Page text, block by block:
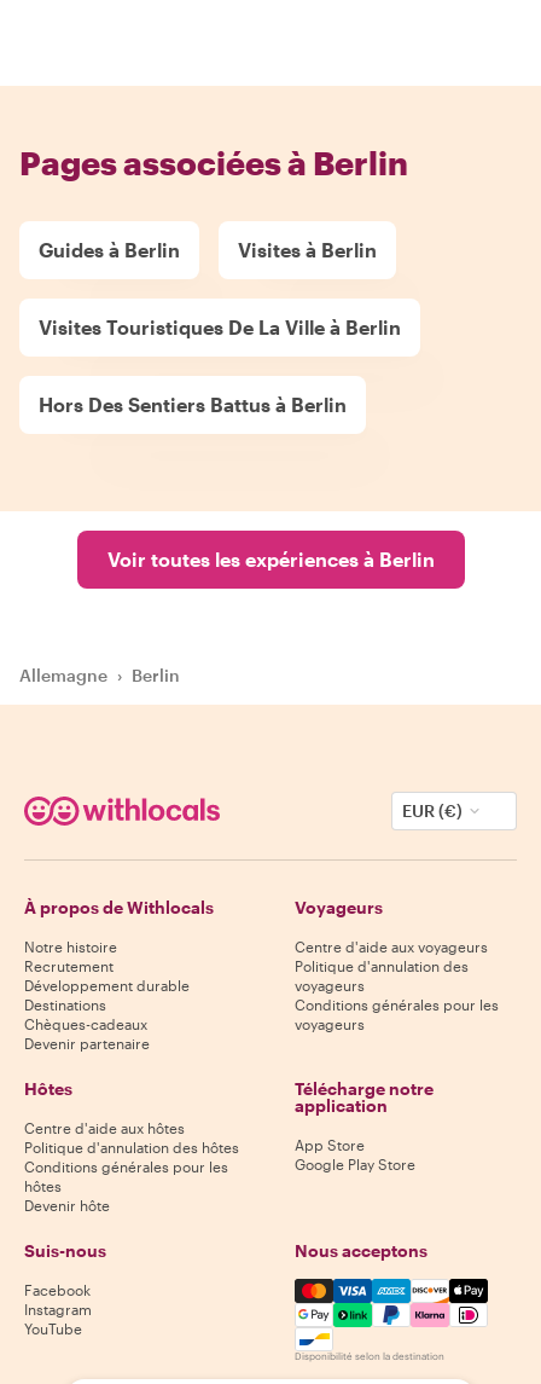
Pages associées à Berlin
Guides à Berlin Visites à Berlin
Visites Touristiques De La Ville à Berlin
Hors Des Sentiers Battus à Berlin
Voir toutes les expériences à Berlin
Allemagne › Berlin
EUR (€)
À propos de Withlocals
Notre histoire
Recrutement
Développement durable
Destinations
Chèques-cadeaux
Devenir partenaire
Voyageurs
Centre d'aide aux voyageurs
Politique d'annulation des
voyageurs
Conditions générales pour les
voyageurs
Hôtes
Centre d'aide aux hôtes
Politique d'annulation des hôtes
Conditions générales pour les
hôtes
Devenir hôte
Télécharge notre
application
App Store
Google Play Store
Suis-nous
Facebook
Instagram
YouTube
Nous acceptons
Mastercard, Visa, Amex,
Disponibilité selon la destination